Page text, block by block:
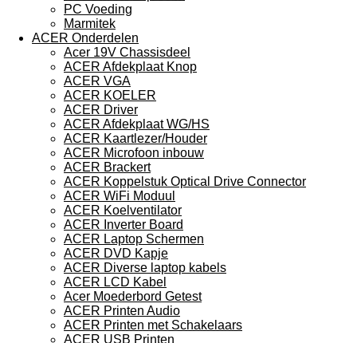
PC Voeding
Marmitek
ACER Onderdelen
Acer 19V Chassisdeel
ACER Afdekplaat Knop
ACER VGA
ACER KOELER
ACER Driver
ACER Afdekplaat WG/HS
ACER Kaartlezer/Houder
ACER Microfoon inbouw
ACER Brackert
ACER Koppelstuk Optical Drive Connector
ACER WiFi Moduul
ACER Koelventilator
ACER Inverter Board
ACER Laptop Schermen
ACER DVD Kapje
ACER Diverse laptop kabels
ACER LCD Kabel
Acer Moederbord Getest
ACER Printen Audio
ACER Printen met Schakelaars
ACER USB Printen